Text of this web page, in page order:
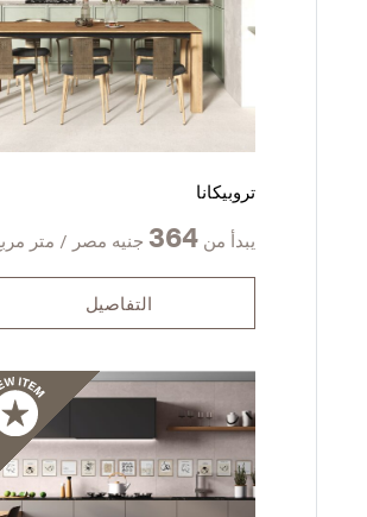
تروبيكانا
يبدأ من 364 جنيه مصر / متر
التفاصيل